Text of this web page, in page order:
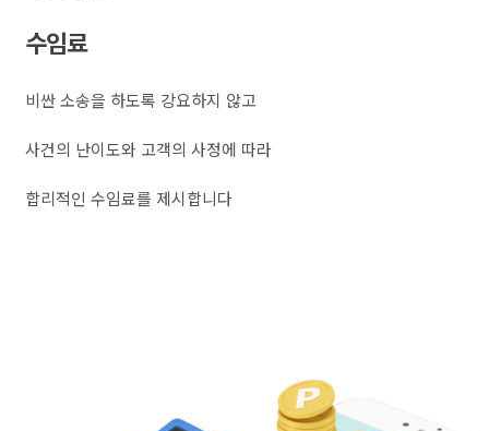
수임료
비싼 소송을 하도록 강요하지 않고
사건의 난이도와 고객의 사정에 따라
합리적인 수임료를 제시합니다